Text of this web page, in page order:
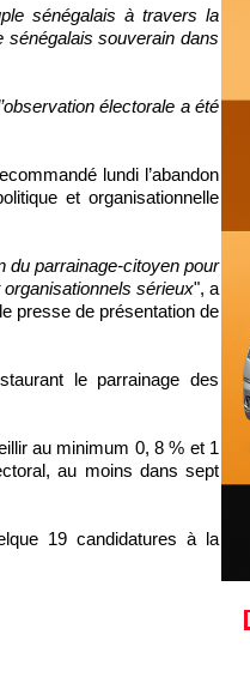
sénégalais à travers la
sénégalais souverain dans
électorale a été
lundi l’abandon
et organisationnelle
du parrainage-citoyen pour
sérieux", a
presse de présentation de
le parrainage des
au minimum 0, 8 % et 1
au moins dans sept
19 candidatures à la